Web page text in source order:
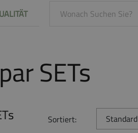
SETs
Sortiert: Standard